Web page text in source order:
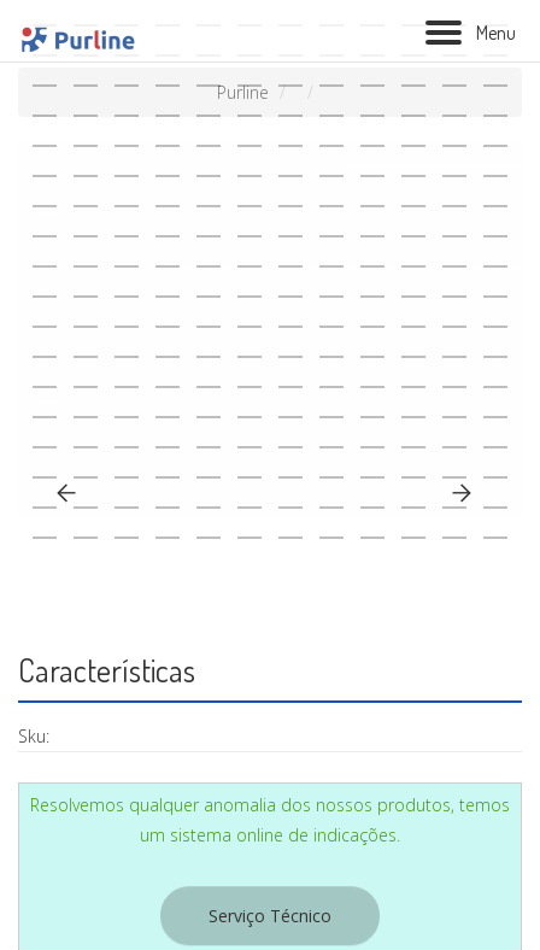
Menu
BIOLAREIRA
AQUECIMENTO
VENTILAÇÃO
TRATAMENTO AÉREO
Purline
Características
Sku:
Resolvemos qualquer anomalia dos nossos produtos, temos
um sistema online de indicações.
Serviço Técnico